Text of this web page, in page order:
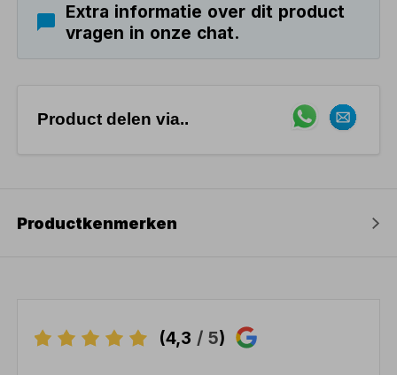
Extra informatie over dit product
vragen in onze chat.
Product delen via..
Productkenmerken
(4,3 / 5)